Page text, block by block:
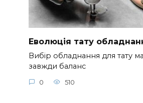
Еволюція тату
Вибір обладнання для тату
завжди баланс
0 510